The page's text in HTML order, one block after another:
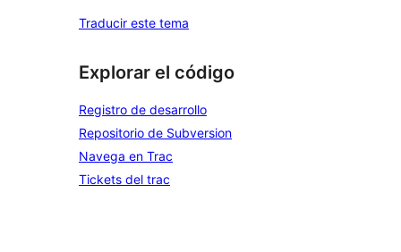
Traducir este tema
Explorar el código
Registro de desarrollo
Repositorio de Subversion
Navega en Trac
Tickets del trac